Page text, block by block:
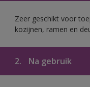
Zeer geschikt voor
kozijnen, ramen en
2. Na gebruik